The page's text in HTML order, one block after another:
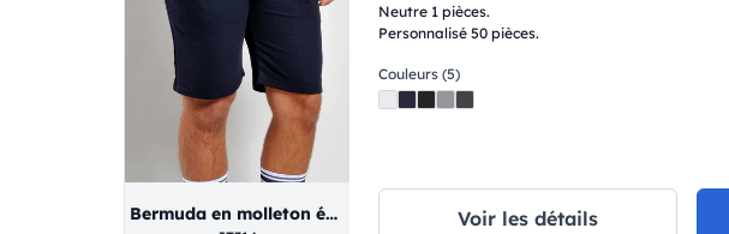
Bermuda en molleton éponge français actif
Neutre 1 pièces.
Personnalisé 50 pièces.
Couleurs (5)
Voir les détails